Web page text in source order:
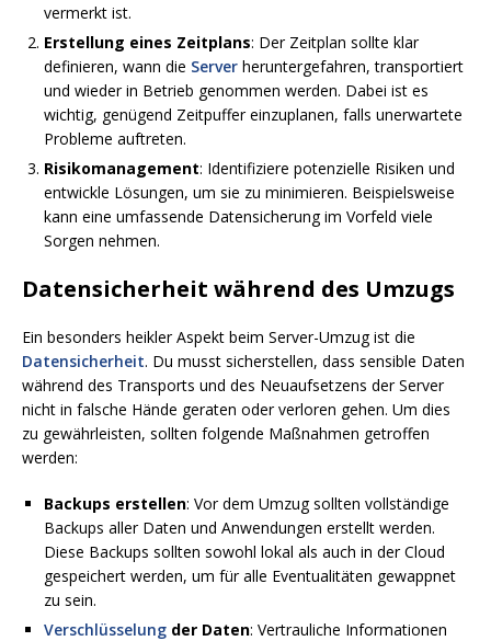
vermerkt ist.
Erstellung eines Zeitplans: Der Zeitplan sollte klar
definieren, wann die Server heruntergefahren, transportiert
und wieder in Betrieb genommen werden. Dabei ist es
wichtig, genügend Zeitpuffer einzuplanen, falls unerwartete
Probleme auftreten.
Risikomanagement: Identifiziere potenzielle Risiken und
entwickle Lösungen, um sie zu minimieren. Beispielsweise
kann eine umfassende Datensicherung im Vorfeld viele
Sorgen nehmen.
Datensicherheit während des Umzugs
Ein besonders heikler Aspekt beim Server-Umzug ist die
Datensicherheit. Du musst sicherstellen, dass sensible Daten
während des Transports und des Neuaufsetzens der Server
nicht in falsche Hände geraten oder verloren gehen. Um dies
zu gewährleisten, sollten folgende Maßnahmen getroffen
werden:
Backups erstellen: Vor dem Umzug sollten vollständige
Backups aller Daten und Anwendungen erstellt werden.
Diese Backups sollten sowohl lokal als auch in der Cloud
gespeichert werden, um für alle Eventualitäten gewappnet
zu sein.
Verschlüsselung der Daten: Vertrauliche Informationen